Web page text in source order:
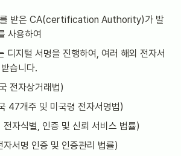
받은 CA(certification Authority)가 발
사용하여
디지털 서명을 진행하여, 여러 해외 전자서
습니다.
전자상거래법)
47개주 및 미국령 전자서명법)
자식별, 인증 및 신뢰 서비스 법률)
서명 인증 및 인증관리 법률)